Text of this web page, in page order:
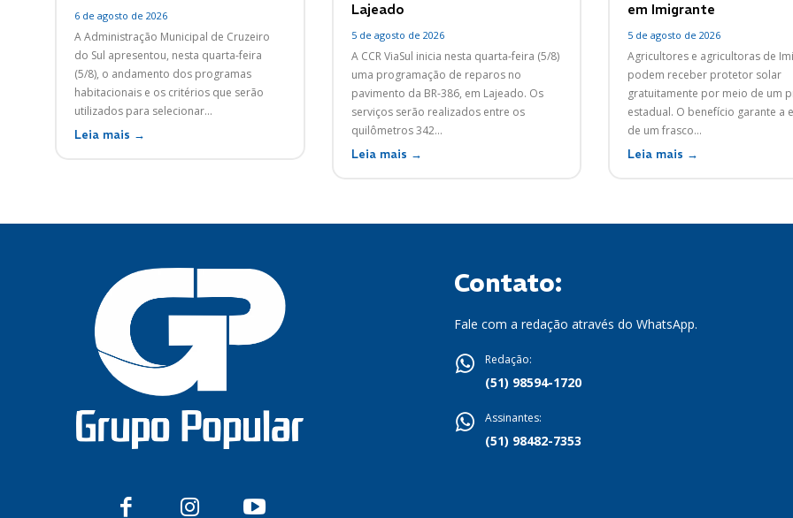
6 de agosto de 2026
A Administração Municipal de Cruzeiro
do Sul apresentou, nesta quarta-feira
(5/8), o andamento dos programas
habitacionais e os critérios que serão
utilizados para selecionar...
Leia mais →
Lajeado
5 de agosto de 2026
A CCR ViaSul inicia nesta quarta-feira (5/8)
uma programação de reparos no
pavimento da BR-386, em Lajeado. Os
serviços serão realizados entre os
quilômetros 342...
Leia mais →
em Imigrante
5 de agosto de 2026
Agricultores e agricultoras de
podem receber protetor solar
gratuitamente por meio de um
estadual. O benefício garante a
de um frasco...
Leia mais →
Contato:
Fale com a redação através do WhatsApp.
Redação:
(51) 98594-1720
Assinantes:
(51) 98482-7353